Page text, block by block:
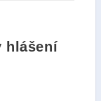
hlášení